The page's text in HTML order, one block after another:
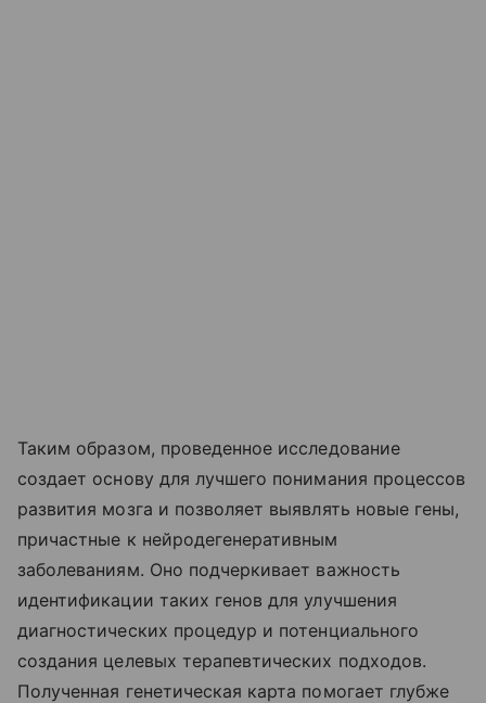
Таким образом, проведенное исследование
создает основу для лучшего понимания процессов
развития мозга и позволяет выявлять новые гены,
причастные к нейродегенеративным
заболеваниям. Оно подчеркивает важность
идентификации таких генов для улучшения
диагностических процедур и потенциального
создания целевых терапевтических подходов.
Полученная генетическая карта помогает глубже